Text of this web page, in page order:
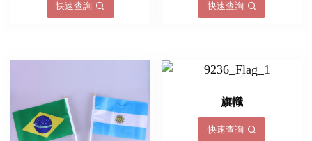
快速查詢 快速查詢
旗幟
快速查詢